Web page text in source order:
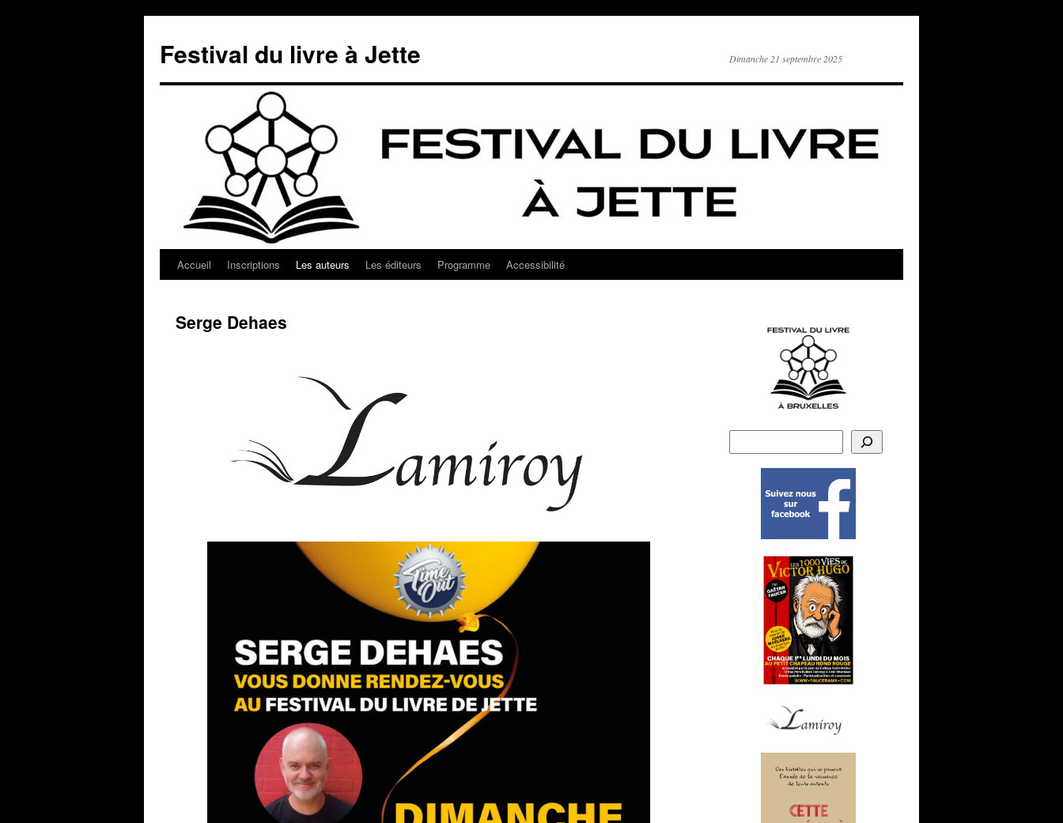
contenu
Festival du livre à Jette Dimanche 21 septembre 2025
Accueil Inscriptions Les auteurs Les éditeurs Programme Accessibilité
Serge Dehaes